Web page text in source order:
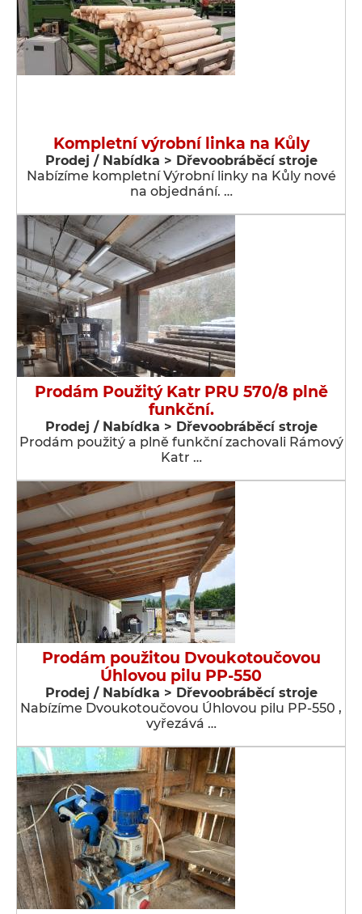
Kompletní výrobní linka na Kůly
Prodej / Nabídka > Dřevoobráběcí stroje
Nabízíme kompletní Výrobní linky na Kůly nové
na objednání. …
Prodám Použitý Katr PRU 570/8 plně
funkční.
Prodej / Nabídka > Dřevoobráběcí stroje
Prodám použitý a plně funkční zachovali Rámový
Katr …
Prodám použitou Dvoukotoučovou
Úhlovou pilu PP-550
Prodej / Nabídka > Dřevoobráběcí stroje
Nabízíme Dvoukotoučovou Úhlovou pilu PP-550 ,
vyřezává …